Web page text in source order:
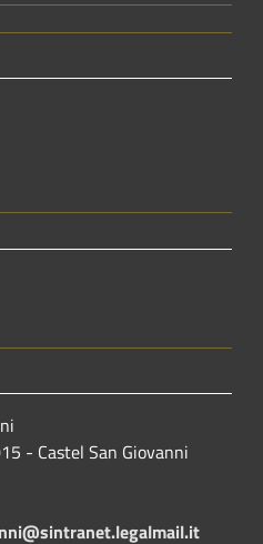
- Castel San Giovanni